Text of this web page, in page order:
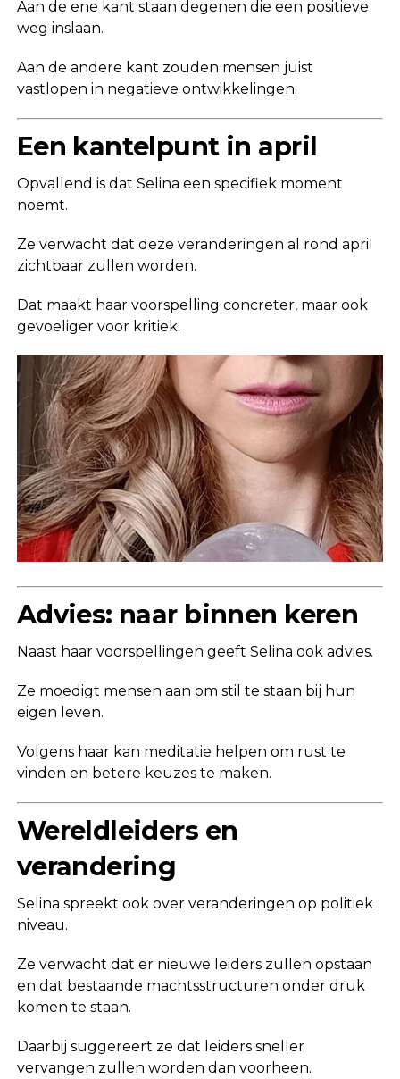
Aan de ene kant staan degenen die een positieve
weg inslaan.
Aan de andere kant zouden mensen juist
vastlopen in negatieve ontwikkelingen.
Een kantelpunt in april
Opvallend is dat Selina een specifiek moment
noemt.
Ze verwacht dat deze veranderingen al rond april
zichtbaar zullen worden.
Dat maakt haar voorspelling concreter, maar ook
gevoeliger voor kritiek.
Advies: naar binnen keren
Naast haar voorspellingen geeft Selina ook advies.
Ze moedigt mensen aan om stil te staan bij hun
eigen leven.
Volgens haar kan meditatie helpen om rust te
vinden en betere keuzes te maken.
Wereldleiders en
verandering
Selina spreekt ook over veranderingen op politiek
niveau.
Ze verwacht dat er nieuwe leiders zullen opstaan
en dat bestaande machtsstructuren onder druk
komen te staan.
Daarbij suggereert ze dat leiders sneller
vervangen zullen worden dan voorheen.